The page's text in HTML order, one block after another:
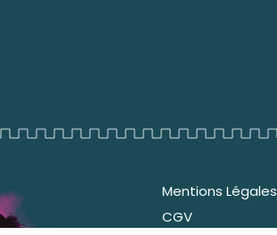
Mentions Légales
CGV